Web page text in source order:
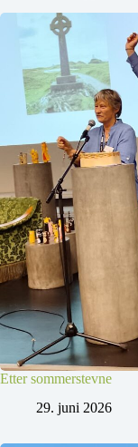
Etter sommerstevne
29. juni 2026